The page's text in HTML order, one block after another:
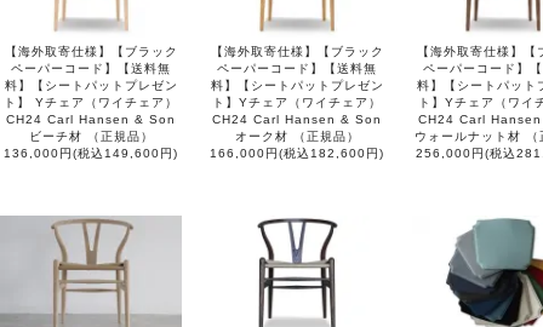
【海外取寄仕様】【ブラック
ペーパーコード】【送料無
料】【シートパットプレゼン
ト】 Yチェア（ワイチェア）
CH24 Carl Hansen & Son
ビーチ材 （正規品）
136,000円(税込149,600円)
【海外取寄仕様】【ブラック
ペーパーコード】【送料無
料】【シートパットプレゼン
ト】Yチェア（ワイチェア）
CH24 Carl Hansen & Son
オーク材 （正規品）
166,000円(税込182,600円)
【海外取寄仕様】【
ペーパーコード】
料】【シートパット
ト】Yチェア（ワイ
CH24 Carl
ウォールナット材 （
256,000円(税込